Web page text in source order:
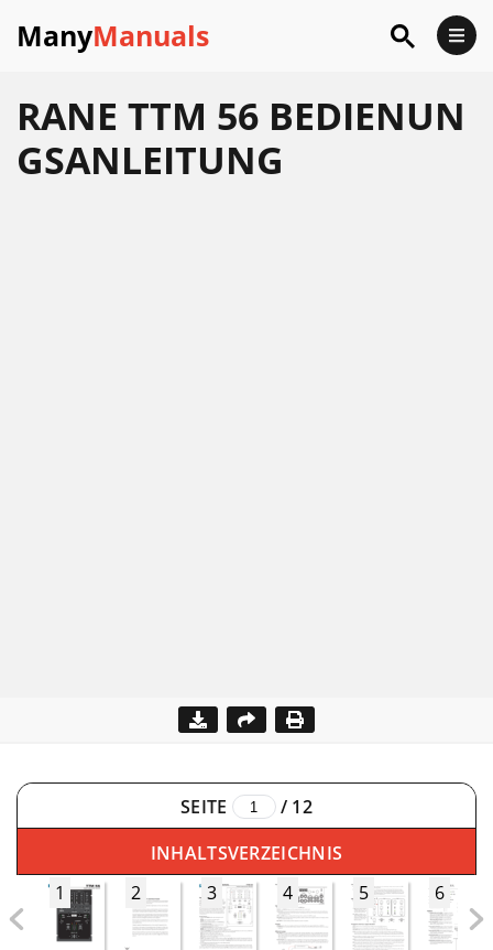
ManyManuals
RANE TTM 56 BEDIENUN
GSANLEITUNG
SEITE / 12
INHALTSVERZEICHNIS
1
2 3 4 5 6